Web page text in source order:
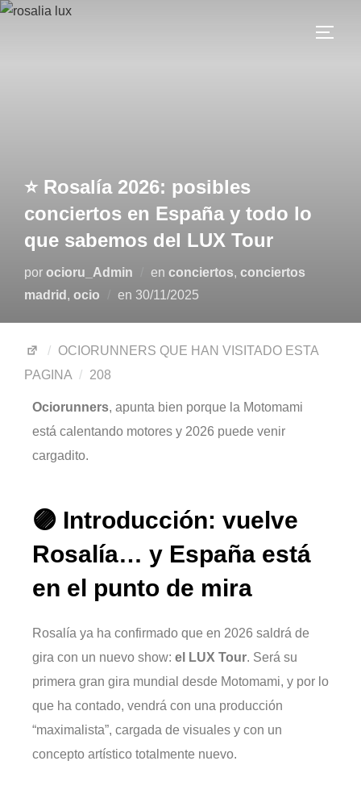
⭐ Rosalía 2026: posibles
conciertos en España y todo lo
que sabemos del LUX Tour
por ocioru_Admin en conciertos, conciertos
madrid , ocio en 30/11/2025
OCIORUNNERS QUE HAN VISITADO ESTA
PAGINA
208
Ociorunners, apunta bien porque la Motomami
está calentando motores y 2026 puede venir
cargadito.
🟣 Introducción: vuelve
Rosalía… y España está
en el punto de mira
Rosalía ya ha confirmado que en 2026 saldrá de
gira con un nuevo show: el LUX Tour. Será su
primera gran gira mundial desde Motomami, y por lo
que ha contado, vendrá con una producción
“maximalista”, cargada de visuales y con un
concepto artístico totalmente nuevo.